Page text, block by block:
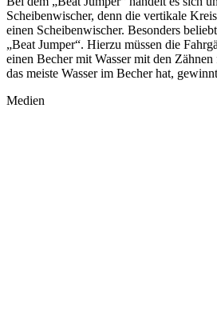
Scheibenwischer, denn die vertikale
einen Scheibenwischer. Besonders
„Beat Jumper“. Hierzu müssen die
einen Becher mit Wasser mit den
das meiste Wasser im Becher hat,
Medien